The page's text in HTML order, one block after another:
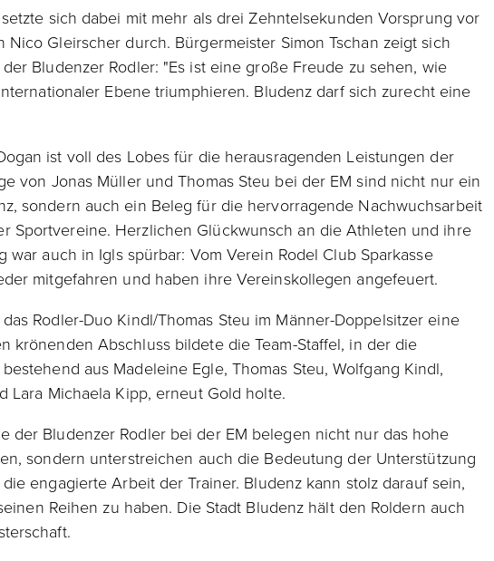
sich dabei mit mehr als drei Zehntelsekunden Vorsprung vor
Nico Gleirscher durch. Bürgermeister Simon Tschan zeigt sich
Bludenzer Rodler: "Es ist eine große Freude zu sehen, wie
Ebene triumphieren. Bludenz darf sich zurecht eine
ist voll des Lobes für die herausragenden Leistungen der
von Jonas Müller und Thomas Steu bei der EM sind nicht nur ein
sondern auch ein Beleg für die hervorragende Nachwuchsarbeit
Sportvereine. Herzlichen Glückwunsch an die Athleten und ihre
war auch in Igls spürbar: Vom Verein Rodel Club Sparkasse
mitgefahren und haben ihre Vereinskollegen angefeuert.
Rodler-Duo Kindl/Thomas Steu im Männer-Doppelsitzer eine
krönenden Abschluss bildete die Team-Staffel, in der die
aus Madeleine Egle, Thomas Steu, Wolfgang Kindl,
Lara Michaela Kipp, erneut Gold holte.
der Bludenzer Rodler bei der EM belegen nicht nur das hohe
sondern unterstreichen auch die Bedeutung der Unterstützung
engagierte Arbeit der Trainer. Bludenz kann stolz darauf sein,
Reihen zu haben. Die Stadt Bludenz hält den Roldern auch